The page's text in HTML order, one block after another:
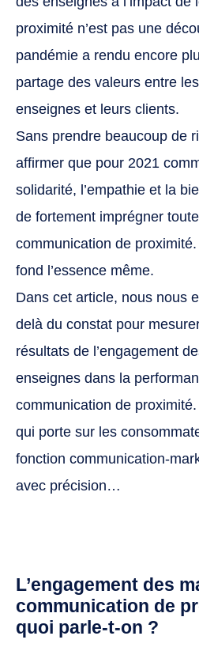
proximité n’est pas une
pandémie a rendu encore
partage des valeurs entre
enseignes et leurs clients.
Sans prendre beaucoup de
affirmer que pour 2021
solidarité, l’empathie et la
de fortement imprégner
communication de
fond l’essence même.
Dans cet article, nous nous
delà du constat pour
résultats de l’engagement
enseignes dans la
communication de
qui porte sur les
fonction communication-
avec précision…
L’engagement des
communication de
quoi parle-t-on ?